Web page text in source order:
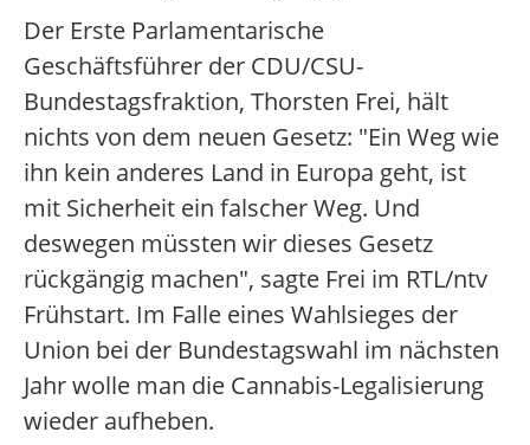
Der Erste Parlamentarische
Geschäftsführer der CDU/CSU-
Bundestagsfraktion, Thorsten Frei, hält
nichts von dem neuen Gesetz: "Ein Weg wie
ihn kein anderes Land in Europa geht, ist
mit Sicherheit ein falscher Weg. Und
deswegen müssten wir dieses Gesetz
rückgängig machen", sagte Frei im RTL/ntv
Frühstart. Im Falle eines Wahlsieges der
Union bei der Bundestagswahl im nächsten
Jahr wolle man die Cannabis-Legalisierung
wieder aufheben.